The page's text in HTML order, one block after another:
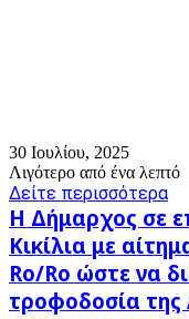
30 Ιουλίου, 2025
Λιγότερο από ένα λεπτό
Δείτε περισσότερα
Η
Δήμαρχος
σε
επικοινωνια
με
Η Δήμαρχος σε
Κικίλια με
Ro/Ro ώστε να
τροφοδοσία της